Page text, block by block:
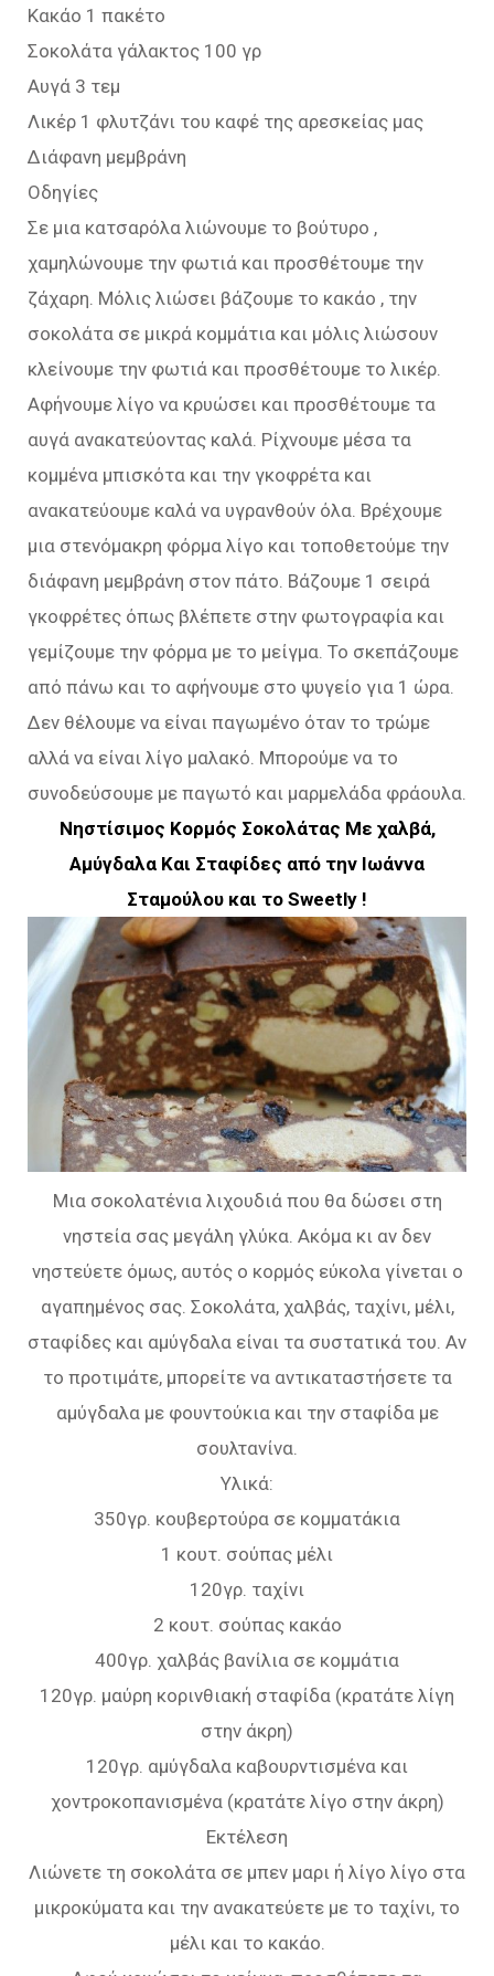
Κακάο 1 πακέτο
Σοκολάτα γάλακτος 100 γρ
Αυγά 3 τεμ
Λικέρ 1 φλυτζάνι του καφέ της αρεσκείας μας
Διάφανη μεμβράνη
Οδηγίες
Σε μια κατσαρόλα λιώνουμε το βούτυρο ,
χαμηλώνουμε την φωτιά και προσθέτουμε την
ζάχαρη. Μόλις λιώσει βάζουμε το κακάο , την
σοκολάτα σε μικρά κομμάτια και μόλις λιώσουν
κλείνουμε την φωτιά και προσθέτουμε το λικέρ.
Αφήνουμε λίγο να κρυώσει και προσθέτουμε τα
αυγά ανακατεύοντας καλά. Ρίχνουμε μέσα τα
κομμένα μπισκότα και την γκοφρέτα και
ανακατεύουμε καλά να υγρανθούν όλα. Βρέχουμε
μια στενόμακρη φόρμα λίγο και τοποθετούμε την
διάφανη μεμβράνη στον πάτο. Βάζουμε 1 σειρά
γκοφρέτες όπως βλέπετε στην φωτογραφία και
γεμίζουμε την φόρμα με το μείγμα. Το σκεπάζουμε
από πάνω και το αφήνουμε στο ψυγείο για 1 ώρα.
Δεν θέλουμε να είναι παγωμένο όταν το τρώμε
αλλά να είναι λίγο μαλακό. Μπορούμε να το
συνοδεύσουμε με παγωτό και μαρμελάδα φράουλα.
Νηστίσιμος Κορμός Σοκολάτας Mε χαλβά,
Aμύγδαλα Και Σταφίδες από την Ιωάννα
Σταμούλου και το Sweetly !
Μια σοκολατένια λιχουδιά που θα δώσει στη
νηστεία σας μεγάλη γλύκα. Ακόμα κι αν δεν
νηστεύετε όμως, αυτός ο κορμός εύκολα γίνεται ο
αγαπημένος σας. Σοκολάτα, χαλβάς, ταχίνι, μέλι,
σταφίδες και αμύγδαλα είναι τα συστατικά του. Αν
το προτιμάτε, μπορείτε να αντικαταστήσετε τα
αμύγδαλα με φουντούκια και την σταφίδα με
σουλτανίνα.
Υλικά:
350γρ. κουβερτούρα σε κομματάκια
1 κουτ. σούπας μέλι
120γρ. ταχίνι
2 κουτ. σούπας κακάο
400γρ. χαλβάς βανίλια σε κομμάτια
120γρ. μαύρη κορινθιακή σταφίδα (κρατάτε λίγη
στην άκρη)
120γρ. αμύγδαλα καβουρντισμένα και
χοντροκοπανισμένα (κρατάτε λίγο στην άκρη)
Εκτέλεση
Λιώνετε τη σοκολάτα σε μπεν μαρι ή λίγο λίγο στα
μικροκύματα και την ανακατεύετε με το ταχίνι, το
μέλι και το κακάο.